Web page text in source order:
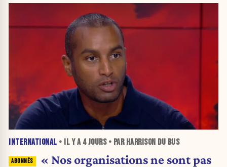
INTERNATIONAL • IL Y A 4 JOURS• PAR HARRISON DU BUS
« Nos organisations ne sont pas